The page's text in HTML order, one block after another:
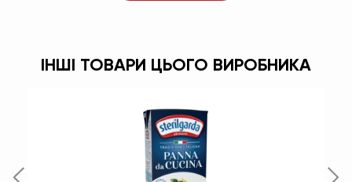
ІНШІ ТОВАРИ ЦЬОГО ВИРОБНИКА